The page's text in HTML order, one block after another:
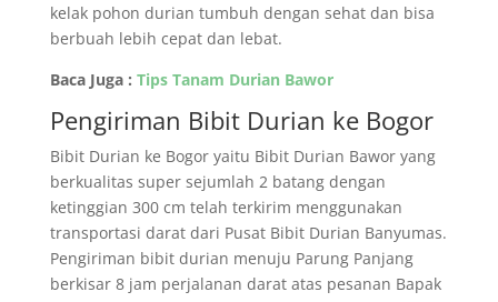
kelak pohon durian tumbuh dengan sehat dan bisa
berbuah lebih cepat dan lebat.
Baca Juga : Tips Tanam Durian Bawor
Pengiriman Bibit Durian ke Bogor
Bibit Durian ke Bogor yaitu Bibit Durian Bawor yang
berkualitas super sejumlah 2 batang dengan
ketinggian 300 cm telah terkirim menggunakan
transportasi darat dari Pusat Bibit Durian Banyumas.
Pengiriman bibit durian menuju Parung Panjang
berkisar 8 jam perjalanan darat atas pesanan Bapak